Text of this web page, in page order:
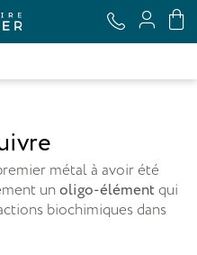
métal à avoir été
unoligo-élément qui
biochimiques dans